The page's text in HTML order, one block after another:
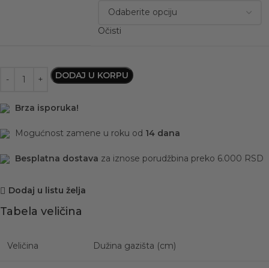
Očisti
DODAJ U KORPU
Brza isporuka!
Mogućnost zamene u roku od 14 dana
Besplatna dostava za iznose porudžbina preko 6.000 RSD
Dodaj u listu želja
Tabela veličina
Veličina Dužina gazišta (cm)